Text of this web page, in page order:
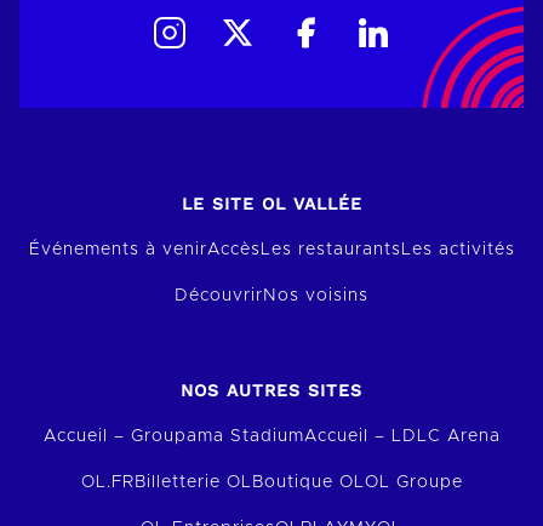
LE SITE OL VALLÉE
Événements à venirAccès Les restaurants Les activités
Découvrir Nos voisins
NOS AUTRES SITES
Accueil – Groupama StadiumAccueil – LDLC Arena
OL.FR Billetterie OL Boutique OL OL Groupe